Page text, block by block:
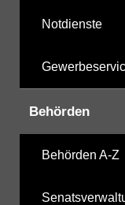
Notdienste
Behörden
Behörden A-Z